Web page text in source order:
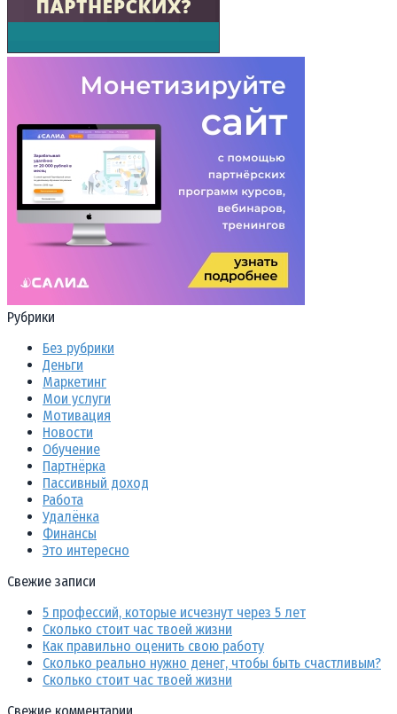
Рубрики
Без рубрики
Деньги
Маркетинг
Мои услуги
Мотивация
Новости
Обучение
Партнёрка
Пассивный доход
Работа
Удалёнка
Финансы
Это интересно
Свежие записи
5 профессий, которые исчезнут через 5 лет
Сколько стоит час твоей жизни
Как правильно оценить свою работу
Сколько реально нужно денег, чтобы быть счастливым?
Сколько стоит час твоей жизни